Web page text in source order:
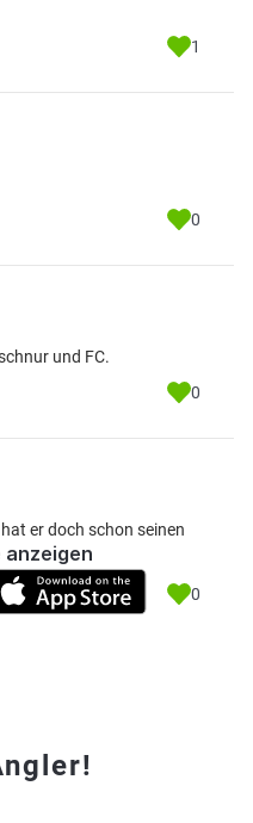
1
0
und FC.
0
er doch schon seinen
0